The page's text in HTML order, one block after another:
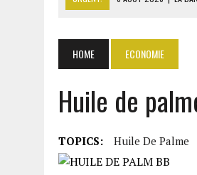
6 AOÛT 2026 | SÉNÉGAL : ABDOU
6 AOÛT 2026
| CÔTE D’IVOIRE-
HOME ECONOMIE
Huile de
TOPICS: Huile De Palme